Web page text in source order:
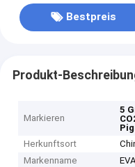
Bestpreis
Produkt-
Markieren
5
Herkunftsort
Markenname